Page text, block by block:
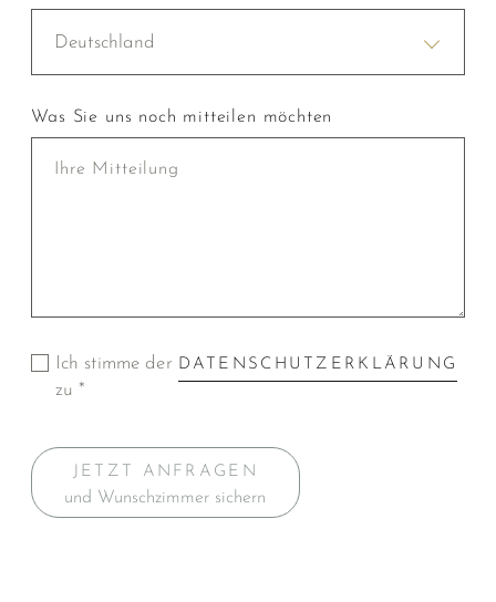
Deutschland
Was Sie uns noch mitteilen möchten
Ich stimme der DATENSCHUTZERKLÄRUNG
zu *
JETZT ANFRAGEN
und Wunschzimmer sichern